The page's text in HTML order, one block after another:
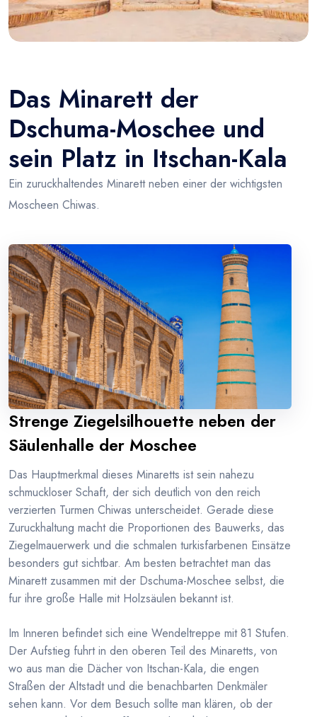
Das Minarett der
Dschuma-Moschee und
sein Platz in Itschan-Kala
Ein zuruckhaltendes Minarett neben einer der wichtigsten
Moscheen Chiwas.
Strenge Ziegelsilhouette neben der
Säulenhalle der Moschee
Das Hauptmerkmal dieses Minaretts ist sein nahezu
schmuckloser Schaft, der sich deutlich von den reich
verzierten Turmen Chiwas unterscheidet. Gerade diese
Zuruckhaltung macht die Proportionen des Bauwerks, das
Ziegelmauerwerk und die schmalen turkisfarbenen Einsätze
besonders gut sichtbar. Am besten betrachtet man das
Minarett zusammen mit der Dschuma-Moschee selbst, die
fur ihre große Halle mit Holzsäulen bekannt ist.
Im Inneren befindet sich eine Wendeltreppe mit 81 Stufen.
Der Aufstieg fuhrt in den oberen Teil des Minaretts, von
wo aus man die Dächer von Itschan-Kala, die engen
Straßen der Altstadt und die benachbarten Denkmäler
sehen kann. Vor dem Besuch sollte man klären, ob der